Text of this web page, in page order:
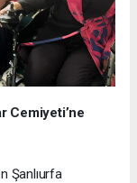
Cemiyeti’ne
Şanlıurfa